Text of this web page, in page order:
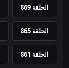
الحلقة 869
الحلقة 865
الحلقة 861